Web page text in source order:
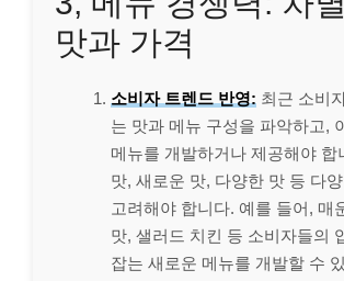
맛과 가격
소비자 트렌드 반영: 최근 소비
는 맛과 메뉴 구성을 파악하고,
메뉴를 개발하거나 제공해야 합
맛, 새로운 맛, 다양한 맛 등 다
고려해야 합니다. 예를 들어, 매
맛, 샐러드 치킨 등 소비자들의
잡는 새로운 메뉴를 개발할 수